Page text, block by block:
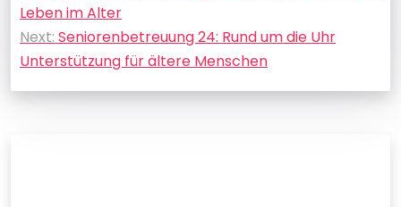
Leben im Alter
Next: Seniorenbetreuung 24: Rund um die Uhr
Unterstützung für ältere Menschen